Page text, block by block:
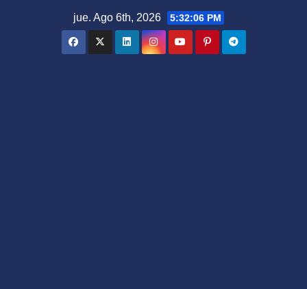
jue. Ago 6th, 2026 5:32:07 PM